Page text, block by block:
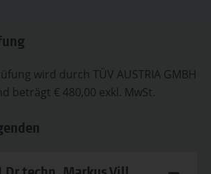
wird durch TÜV AUSTRIA GMBH
beträgt € 480,00 exkl. MwSt.